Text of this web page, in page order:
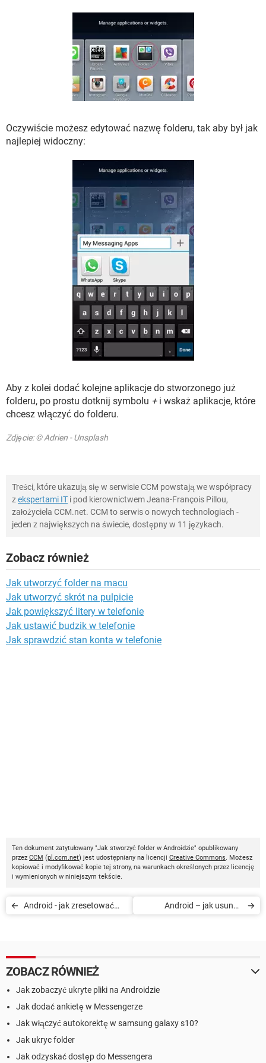
Oczywiście możesz edytować nazwę folderu, tak aby był jak
najlepiej widoczny:
Aby z kolei dodać kolejne aplikacje do stworzonego już
folderu, po prostu dotknij symbolu +i wskaż aplikacje, które
chcesz włączyć do folderu.
Zdjęcie: © Adrien - Unsplash
Treści, które ukazują się w serwisie CCM powstają we współpracy
zekspertami IT i pod kierownictwem Jeana-François Pillou,
założyciela CCM.net. CCM to serwis o nowych technologiach -
jeden z największych na świecie, dostępny w 11 językach.
Zobacz również
Jak utworzyć folder na macu
Jak utworzyć skrót na pulpicie
Jak powiększyć litery w telefonie
Jak ustawić budzik w telefonie
Jak sprawdzić stan konta w telefonie
Ten dokument zatytułowany "Jak stworzyć folder w Androidzie" opublikowany
przez CCM (pl.ccm.net) jest udostępniany na licencji Creative Commons. Możesz
kopiować i modyfikować kopie tej strony, na warunkach określonych przez licencję
i wymienionych w niniejszym tekście.
Android - jak zresetować
Android – jak usunąć
ZOBACZ RÓWNIEŻ
Jak zobaczyć ukryte pliki na Androidzie
Jak dodać ankietę w Messengerze
Jak włączyć autokorektę w samsung galaxy s10?
Jak ukryc folder
Jak odzyskać dostęp do Messengera